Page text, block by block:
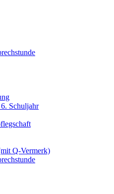
Schuljahr
Q-Vermerk)